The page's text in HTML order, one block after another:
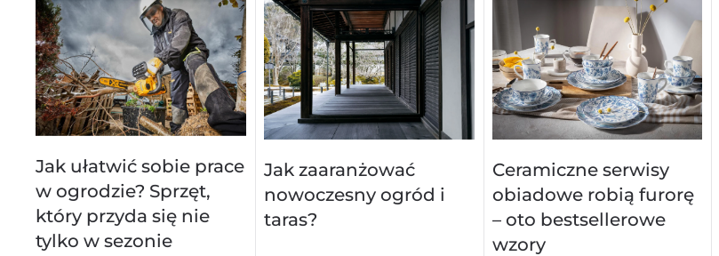
Jak ułatwić sobie prace
w ogrodzie? Sprzęt,
który przyda się nie
tylko w sezonie
Jak zaaranżować
nowoczesny ogród i
taras?
Ceramiczne serwisy
obiadowe robią furorę
– oto bestsellerowe
wzory